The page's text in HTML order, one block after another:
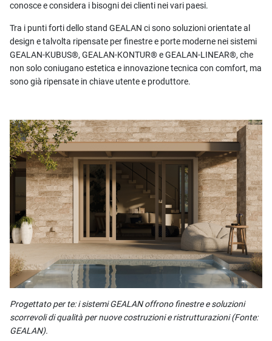
conosce e considera i bisogni dei clienti nei vari paesi.
Tra i punti forti dello stand GEALAN ci sono soluzioni orientate al
design e talvolta ripensate per finestre e porte moderne nei sistemi
GEALAN-KUBUS®, GEALAN-KONTUR® e GEALAN-LINEAR®, che
non solo coniugano estetica e innovazione tecnica con comfort, ma
sono già ripensate in chiave utente e produttore.
Progettato per te: i sistemi GEALAN offrono finestre e soluzioni
scorrevoli di qualità per nuove costruzioni e ristrutturazioni (Fonte:
GEALAN).